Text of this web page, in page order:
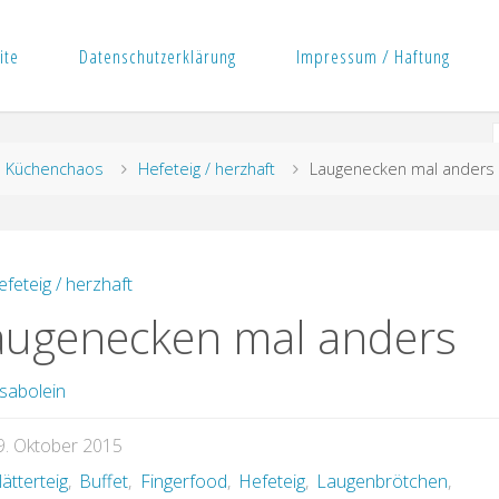
Datenschutzerklärung Impressum / Haftung
Küchenchaos Hefeteig / herzhaft Laugenecken mal anders
/ herzhaft
mal anders
sabolein
Oktober 2015
, Buffet, Fingerfood, Hefeteig, Laugenbrötchen,